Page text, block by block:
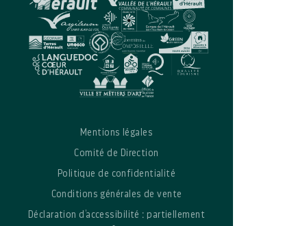
Mentions légales
Comité de Direction
Politique de confidentialité
Conditions générales de vente
Déclaration d’accessibilité : partiellement